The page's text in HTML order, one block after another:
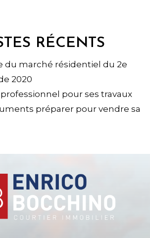
RÉCENTS
du marché résidentiel du 2e
2020
pour ses travaux
préparer pour vendre sa